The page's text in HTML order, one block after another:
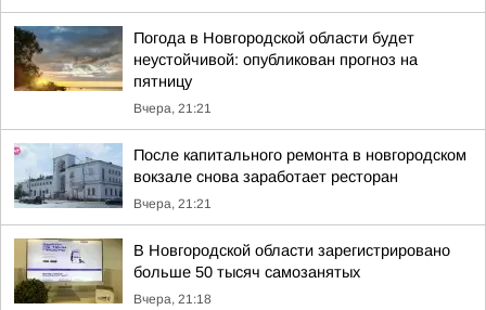
Погода в Новгородской области будет
неустойчивой: опубликован прогноз на
пятницу
Вчера, 21:21
После капитального ремонта в новгородском
вокзале снова заработает ресторан
Вчера, 21:21
В Новгородской области зарегистрировано
больше 50 тысяч самозанятых
Вчера, 21:18